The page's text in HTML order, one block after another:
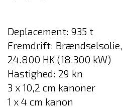
Deplacement: 935 t
Fremdrift:
24.800 HK (18.300 kW)
Hastighed: 29 kn
3 x 10,2 cm kanoner
1 x 4 cm kanon